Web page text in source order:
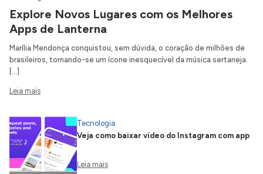
Explore Novos Lugares com os Melhores
Apps de Lanterna
Marília Mendonça conquistou, sem dúvida, o coração de milhões de
brasileiros, tornando-se um ícone inesquecível da música sertaneja.
[…]
Leia mais
Tecnologia
Veja como baixar vídeo do Instagram com app
Leia mais